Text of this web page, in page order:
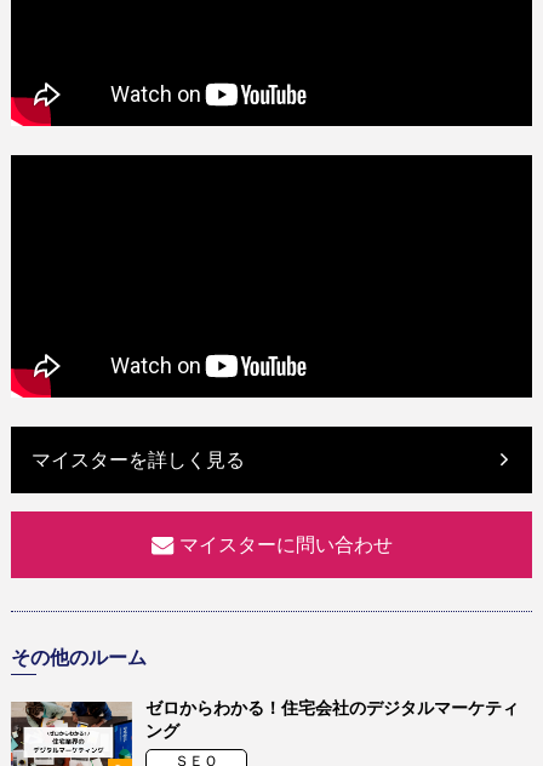
マイスターを詳しく見る
マイスターに問い合わせ
その他のルーム
ゼロからわかる！住宅会社のデジタルマーケティ
ング
ＳＥＯ